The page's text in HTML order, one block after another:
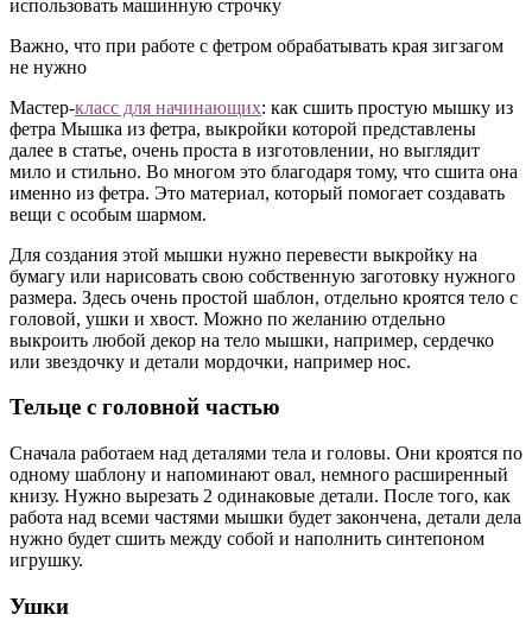
использовать машинную строчку
Важно, что при работе с фетром обрабатывать края зигзагом
не нужно
Мастер-класс для начинающих: как сшить простую мышку из
фетра Мышка из фетра, выкройки которой представлены
далее в статье, очень проста в изготовлении, но выглядит
мило и стильно. Во многом это благодаря тому, что сшита она
именно из фетра. Это материал, который помогает создавать
вещи с особым шармом.
Для создания этой мышки нужно перевести выкройку на
бумагу или нарисовать свою собственную заготовку нужного
размера. Здесь очень простой шаблон, отдельно кроятся тело с
головой, ушки и хвост. Можно по желанию отдельно
выкроить любой декор на тело мышки, например, сердечко
или звездочку и детали мордочки, например нос.
Тельце с головной частью
Сначала работаем над деталями тела и головы. Они кроятся по
одному шаблону и напоминают овал, немного расширенный
книзу. Нужно вырезать 2 одинаковые детали. После того, как
работа над всеми частями мышки будет закончена, детали дела
нужно будет сшить между собой и наполнить синтепоном
игрушку.
Ушки